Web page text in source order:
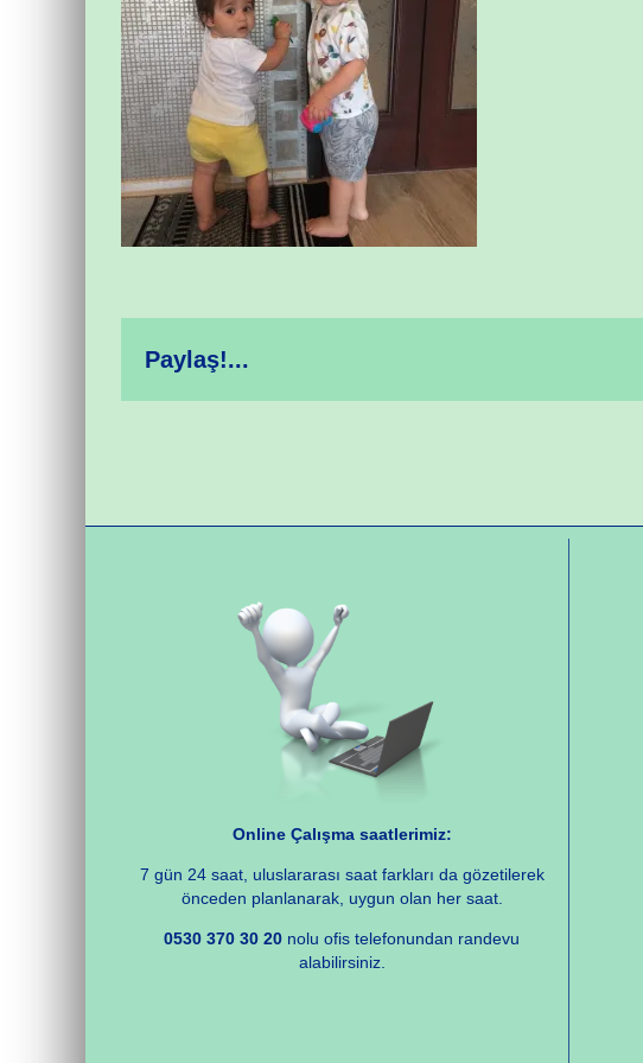
Paylaş!...
Online Çalışma saatlerimiz:
7 gün 24 saat, uluslararası saat farkları da gözetilerek
önceden planlanarak, uygun olan her saat.
0530 370 30 20 nolu ofis telefonundan randevu
alabilirsiniz.